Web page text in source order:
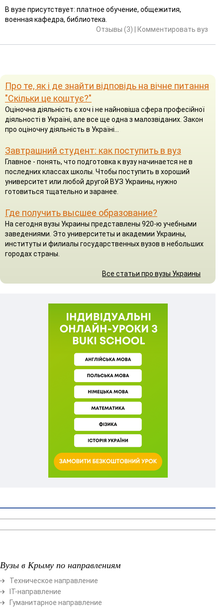
В вузе присутствует: платное обучение, общежития,
военная кафедра, библиотека.
Отзывы (3)
Комментировать вуз
Про те, як і де знайти відповідь на вічне питання
"Скільки це коштує?"
Оціночна діяльність є хоч і не найновіша сфера професійної
діяльності в Україні, але все ще одна з малозвіданих. Закон
про оціночну діяльність в Україні...
Завтрашний студент: как поступить в вуз
Главное - понять, что подготовка к вузу начинается не в
последних классах школы. Чтобы поступить в хороший
университет или любой другой ВУЗ Украины, нужно
готовиться тщательно и заранее.
Где получить высшее образование?
На сегодня вузы Украины представлены 920-ю учебными
заведениями. Это университеты и академии Украины,
институты и филиалы государственных вузов в небольших
городах страны.
Все статьи про вузы Украины
Вузы в Крыму по направлениям
Техническое направление
ІТ-направление
Гуманитарное направление